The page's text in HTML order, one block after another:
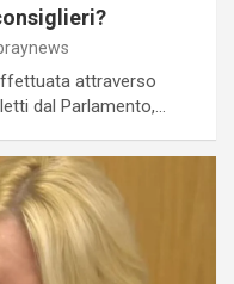
attraverso
dal Parlamento,…